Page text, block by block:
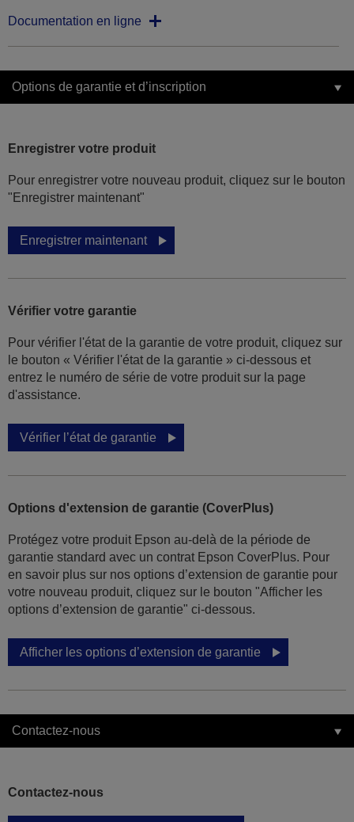
Documentation en ligne
Options de garantie et d’inscription
Enregistrer votre produit
Pour enregistrer votre nouveau produit, cliquez sur le bouton
"Enregistrer maintenant"
Enregistrer maintenant
Vérifier votre garantie
Pour vérifier l'état de la garantie de votre produit, cliquez sur
le bouton « Vérifier l'état de la garantie » ci-dessous et
entrez le numéro de série de votre produit sur la page
d'assistance.
Vérifier l’état de garantie
Options d'extension de garantie (CoverPlus)
Protégez votre produit Epson au-delà de la période de
garantie standard avec un contrat Epson CoverPlus. Pour
en savoir plus sur nos options d’extension de garantie pour
votre nouveau produit, cliquez sur le bouton "Afficher les
options d’extension de garantie" ci-dessous.
Afficher les options d’extension de garantie
Contactez-nous
Contactez-nous